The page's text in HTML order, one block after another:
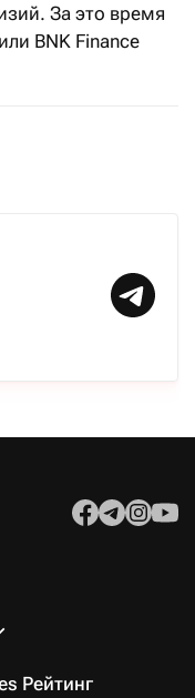
За это время
BNK Finance
Рейтинг